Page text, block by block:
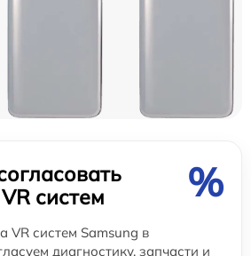
систем
%
VR систем Samsung в
диагностику, запчасти и